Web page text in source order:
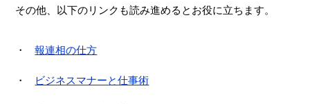
その他、以下のリンクも読み進めるとお役に立ちます。
報連相の仕方
ビジネスマナーと仕事術